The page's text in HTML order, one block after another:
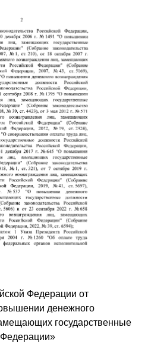
Федерации от
денежного
государственные